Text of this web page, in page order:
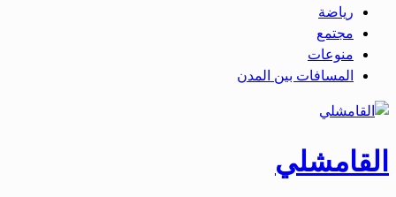
رياضة
مجتمع
منوعات
المسافات بين المدن
القامشلي